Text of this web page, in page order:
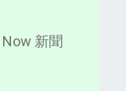
Now 新聞